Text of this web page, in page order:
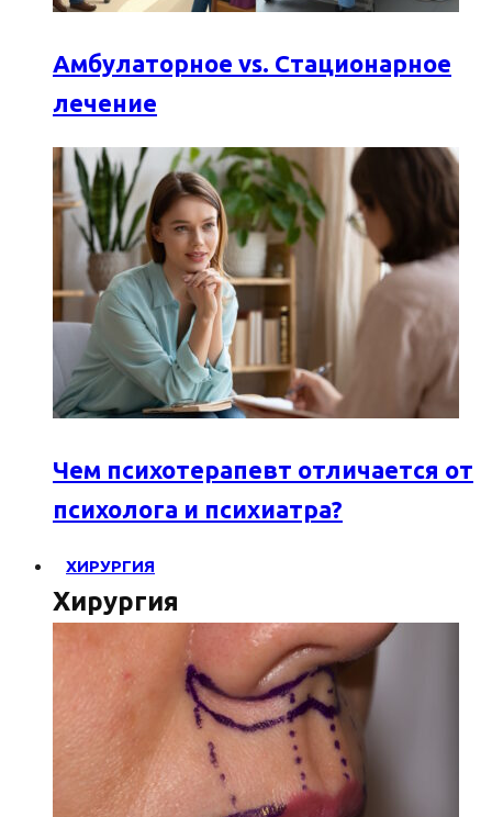
Амбулаторное vs. Стационарное
лечение
Чем психотерапевт отличается от
психолога и психиатра?
ХИРУРГИЯ
Хирургия